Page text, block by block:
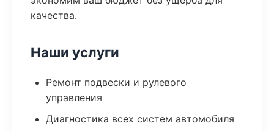
качества.
Наши услуги
Ремонт подвески и рулевого
управления
Диагностика всех систем автомобиля